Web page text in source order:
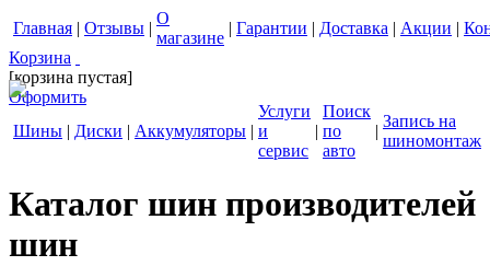
Главная | Отзывы |
О
магазине
| Гарантии | Доставка | Акции |
Корзина
[корзина пустая]
Оформить
Шины | Диски | Аккумуляторы |
Услуги
и
сервис
|
Поиск
по
авто
|
Запись на
шиномонтаж
Каталог шин производителей
шин